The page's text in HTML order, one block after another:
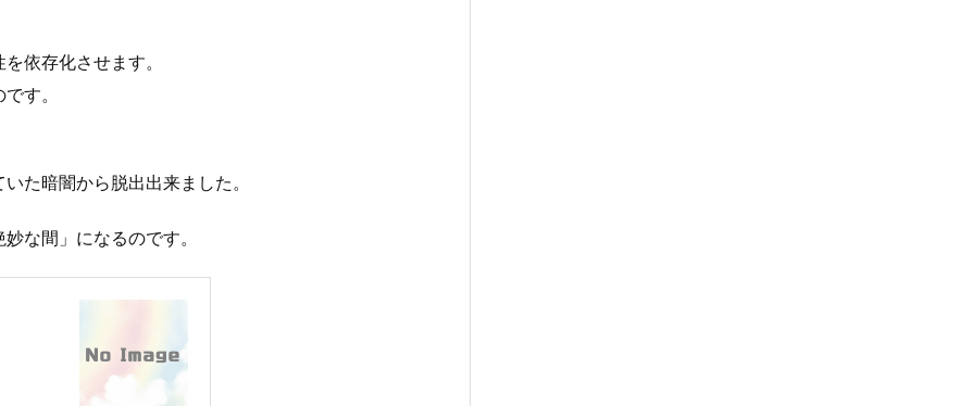
依存化させます。
す。
た暗闇から脱出出来ました。
な間」になるのです。